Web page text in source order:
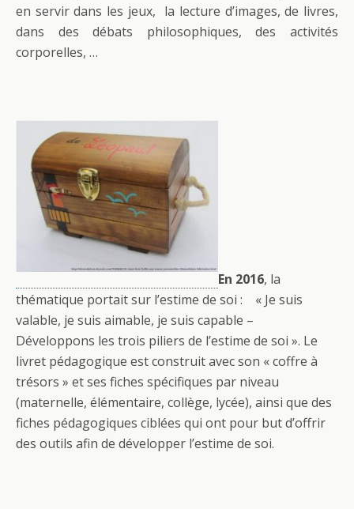
en servir dans les jeux, la lecture d’images, de livres,
dans des débats philosophiques, des activités
corporelles, …
En 2016, la
thématique portait sur l’estime de soi : « Je suis
valable, je suis aimable, je suis capable –
Développons les trois piliers de l’estime de soi ». Le
livret pédagogique est construit avec son « coffre à
trésors » et ses fiches spécifiques par niveau
(maternelle, élémentaire, collège, lycée), ainsi que des
fiches pédagogiques ciblées qui ont pour but d’offrir
des outils afin de développer l’estime de soi.